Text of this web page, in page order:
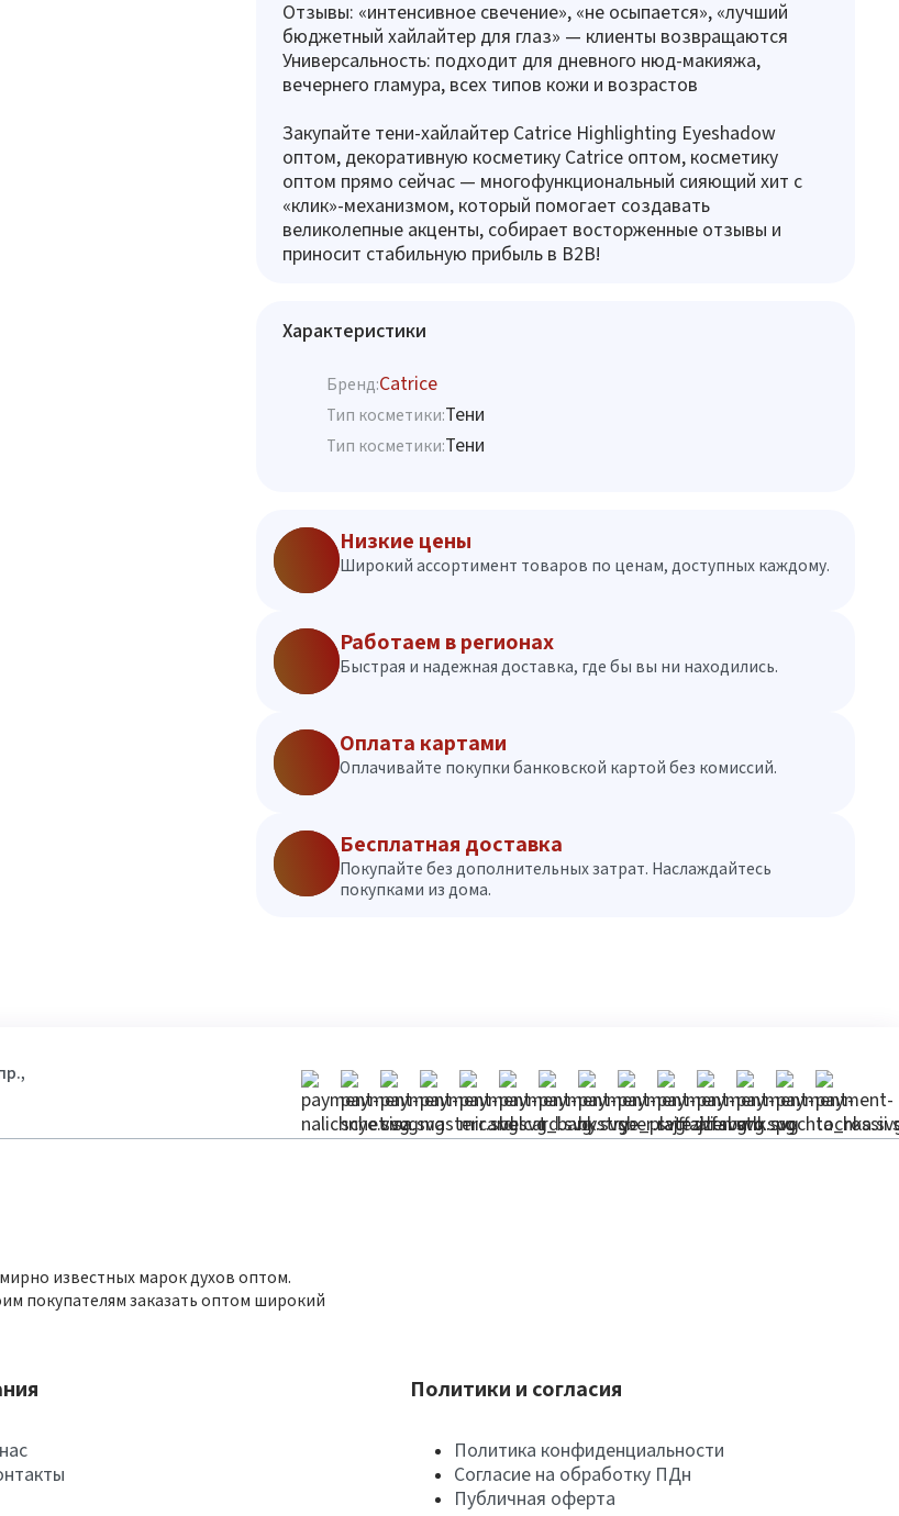
Отзывы: «интенсивное свечение», «не осыпается», «лучший
бюджетный хайлайтер для глаз» — клиенты возвращаются
Универсальность: подходит для дневного нюд-макияжа,
вечернего гламура, всех типов кожи и возрастов
Закупайте тени-хайлайтер Catrice Highlighting Eyeshadow
оптом, декоративную косметику Catrice оптом, косметику
оптом прямо сейчас — многофункциональный сияющий хит с
«клик»-механизмом, который помогает создавать
великолепные акценты, собирает восторженные отзывы и
приносит стабильную прибыль в B2B!
Характеристики
Бренд:Catrice
Тип косметики:Тени
Тип косметики:Тени
Низкие цены
Широкий ассортимент товаров по ценам, доступных каждому.
Работаем в регионах
Быстрая и надежная доставка, где бы вы ни находились.
Оплата картами
Оплачивайте покупки банковской картой без комиссий.
Бесплатная доставка
Покупайте без дополнительных затрат. Наслаждайтесь
покупками из дома.
известных марок духов оптом.
покупателям заказать оптом широкий
Политики и согласия
Политика конфиденциальности
Согласие на обработку ПДн
Публичная оферта